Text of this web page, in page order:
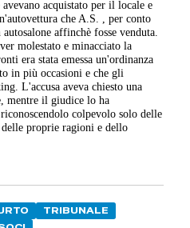
acquistato per il locale e
che A.S. , per conto
affinchè fosse venduta.
molestato e minacciato la
era stata emessa un'ordinanza
in più occasioni e che gli
L'accusa aveva chiesto una
mentre il giudice lo ha
colpevolo solo delle
proprie ragioni e dello
TRIBUNALE